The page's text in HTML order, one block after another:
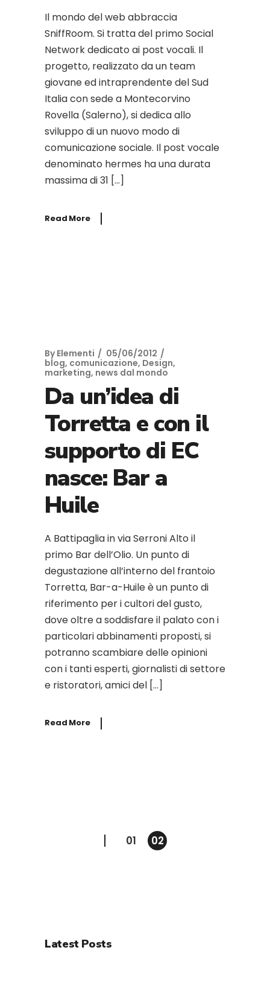
Il mondo del web abbraccia
SniffRoom. Si tratta del primo Social
Network dedicato ai post vocali. Il
progetto, realizzato da un team
giovane ed intraprendente del Sud
Italia con sede a Montecorvino
Rovella (Salerno), si dedica allo
sviluppo di un nuovo modo di
comunicazione sociale. Il post vocale
denominato hermes ha una durata
massima di 31 […]
Read More
By Elementi
05/06/2012
blog, comunicazione, Design,
marketing, news dal mondo
Da un’idea di
Torretta e con il
supporto di EC
nasce: Bar a
Huile
A Battipaglia in via Serroni Alto il
primo Bar dell’Olio. Un punto di
degustazione all’interno del frantoio
Torretta, Bar-a-Huile è un punto di
riferimento per i cultori del gusto,
dove oltre a soddisfare il palato con i
particolari abbinamenti proposti, si
potranno scambiare delle opinioni
con i tanti esperti, giornalisti di settore
e ristoratori, amici del […]
Read More
Paginazione
01 02
Latest Posts